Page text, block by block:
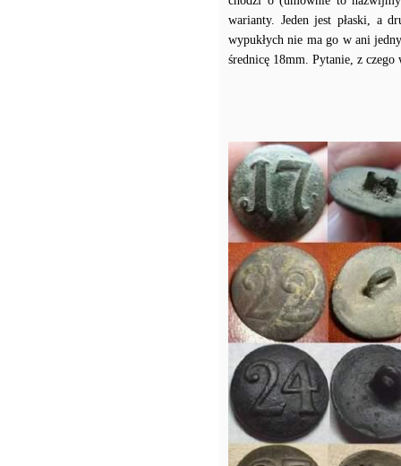
warianty. Jeden jest płaski, a
wypukłych nie ma go w ani
średnicę 18mm. Pytanie, z